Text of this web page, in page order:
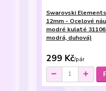
Swarovski
12mm - Ocelové
modré kulaté
modrá, duhová)
299 Kč/pár